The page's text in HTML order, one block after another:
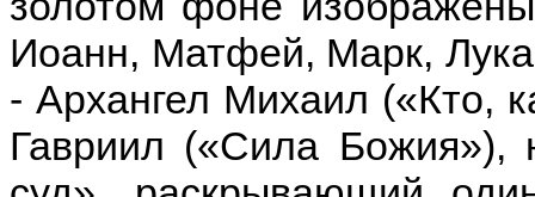
Иоанн, Матфей, Марк,
- Архангел Михаил («Кто,
Гавриил («Сила Божия»),